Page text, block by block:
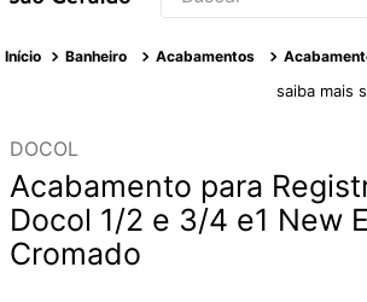
Banheiro Acabamentos
saiba mais
DOCOL
Acabamento para
Docol 1/2 e 3/4 e1 New
Cromado
TERMOS MAIS BUSCADOS
4
torneira
5º
perola